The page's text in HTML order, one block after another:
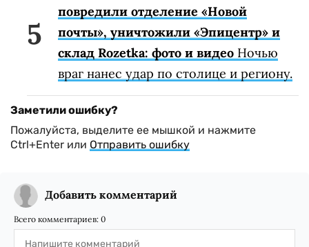
повредили отделение «Новой
почты», уничтожили «Эпицентр» и
склад Rozetka: фото и видео Ночью
враг нанес удар по столице и региону.
Заметили ошибку?
Пожалуйста, выделите ее мышкой и нажмите
Ctrl+Enter или Отправить ошибку
Добавить комментарий
Всего комментариев: 0